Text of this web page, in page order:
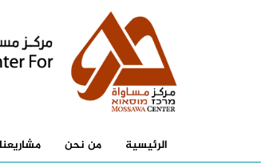
الرئيسية من نحن مشاريعنا